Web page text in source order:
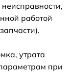
работой
утрата
при